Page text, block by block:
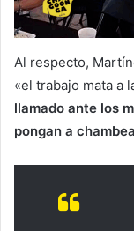
Al respecto,
«el trabajo mata a
llamado ante los
pongan a